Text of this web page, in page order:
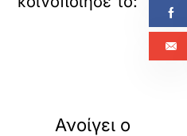
Ανοίγει ο